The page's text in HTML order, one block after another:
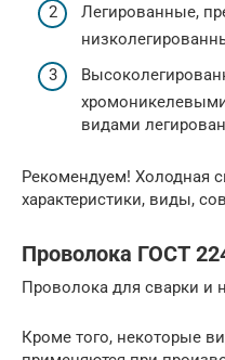
Легированные,
видами
Рекомендуем! Холодная
характеристики, виды,
Проволока ГОСТ
Проволока для сварки и
Кроме того, некоторые